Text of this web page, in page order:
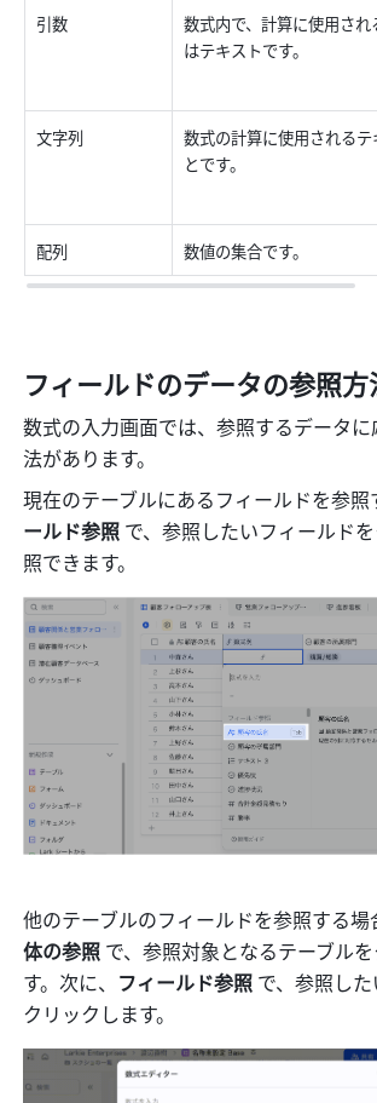
引数
数式内で、計算に使用され
はテキストです。
文字列
数式の計算に使用されるテ
とです。
配列 数値の集合です。
フィールドのデータの参照
数式の入力画面では、参照するデータ
法があります。
現在のテーブルにあるフィールドを参照
ールド参照 で、参照したいフィールド
照できます。
他のテーブルのフィールドを参照する場
体の参照 で、参照対象となるテーブル
す。次に、 フィールド参照 で、参照し
クリックします。